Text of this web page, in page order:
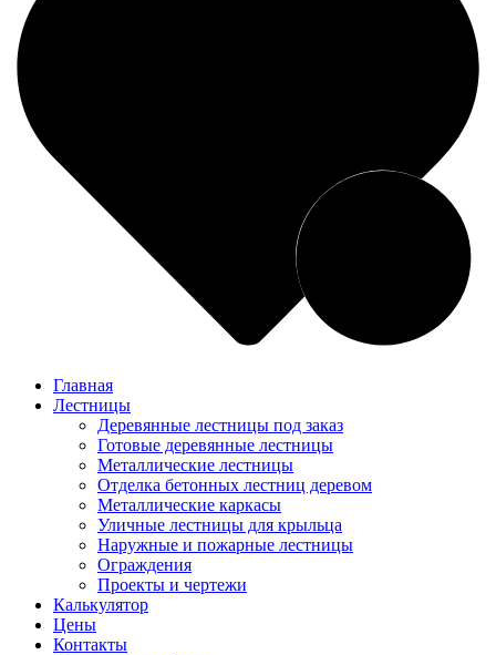
Главная
Лестницы
Деревянные лестницы под заказ
Готовые деревянные лестницы
Металлические лестницы
Отделка бетонных лестниц деревом
Металлические каркасы
Уличные лестницы для крыльца
Наружные и пожарные лестницы
Ограждения
Проекты и чертежи
Калькулятор
Цены
Контакты